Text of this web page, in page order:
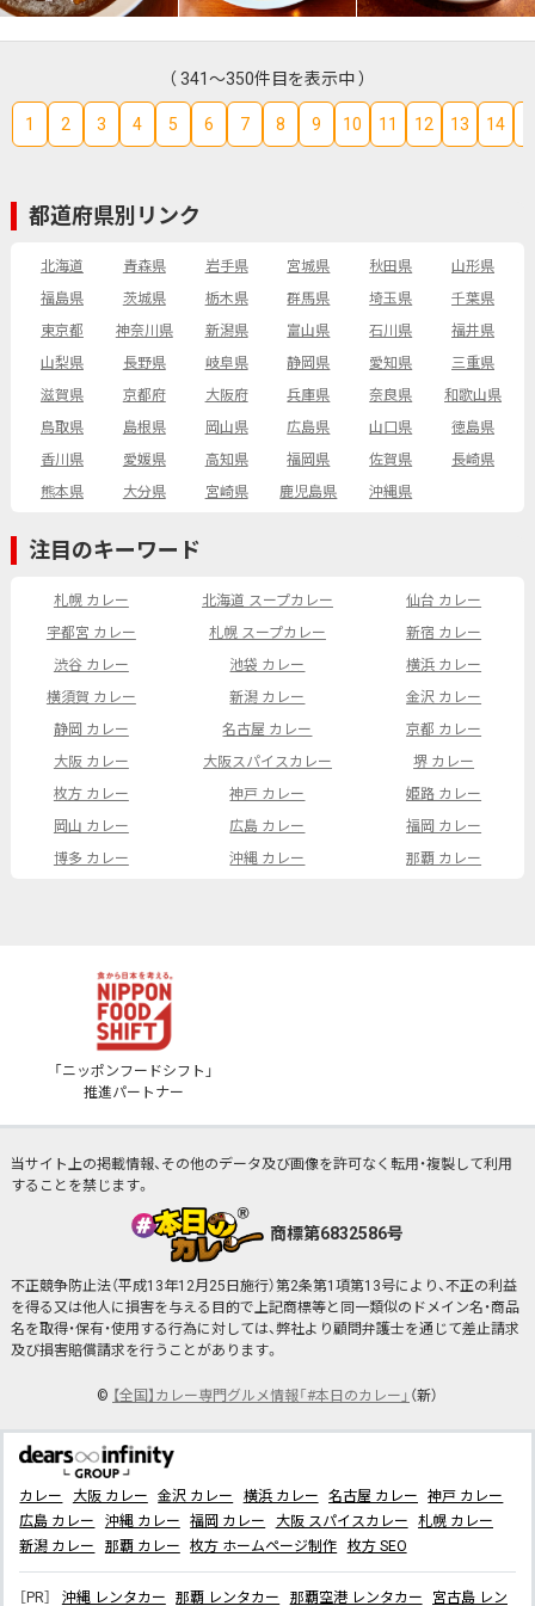
（ 341～350件目を表示中 ）
1 2 3 4 5 6 7 8 9 10 11 12 13 14
都道府県別リンク
北海道 青森県 岩手県 宮城県 秋田県
山形県
福島県
茨城県 栃木県 群馬県 埼玉県
千葉県
東京都
神奈川県 新潟県 富山県 石川県
福井県
山梨県
長野県 岐阜県 静岡県 愛知県
三重県
滋賀県
京都府 大阪府 兵庫県 奈良県
和歌山県
鳥取県
島根県 岡山県 広島県 山口県
徳島県
香川県
愛媛県 高知県 福岡県 佐賀県
長崎県
熊本県
大分県 宮崎県 鹿児島県 沖縄県
注目のキーワード
札幌 カレー 北海道 スープカレー
仙台 カレー
宇都宮 カレー
札幌 スープカレー
新宿 カレー
渋谷 カレー
池袋 カレー
横浜 カレー
横須賀 カレー
新潟 カレー
金沢 カレー
静岡 カレー
名古屋 カレー
京都 カレー
大阪 カレー
大阪スパイスカレー
堺 カレー
枚方 カレー
神戸 カレー
姫路 カレー
岡山 カレー
広島 カレー
福岡 カレー
博多 カレー
沖縄 カレー 那覇 カレー
「ニッポンフードシフト」
推進パートナー
当サイト上の掲載情報、その他のデータ及び画像を許可なく転用・複製して利用
することを禁じます。
商標第6832586号
不正競争防止法（平成13年12月25日施行）第2条第1項第13号により、不正の利益
を得る又は他人に損害を与える目的で上記商標等と同一類似のドメイン名・商品
名を取得・保有・使用する行為に対しては、弊社より顧問弁護士を通じて差止請求
及び損害賠償請求を行うことがあります。
© 【全国】カレー専門グルメ情報「#本日のカレー」 （新）
カレー 大阪 カレー 金沢 カレー 横浜 カレー 名古屋 カレー
神戸 カレー
広島 カレー
沖縄 カレー 福岡 カレー 大阪 スパイスカレー
札幌 カレー
新潟 カレー
那覇 カレー 枚方 ホームページ制作 枚方 SEO
［PR］ 沖縄 レンタカー 那覇 レンタカー 那覇空港 レンタカー 宮古島 レン